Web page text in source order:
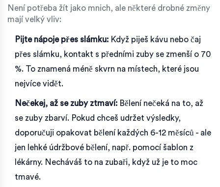
Není potřeba žít jako mnich, ale některé drobné změny
mají velký vliv:
Pijte nápoje přes slámku: Když piješ kávu nebo čaj
přes slámku, kontakt s předními zuby se zmenší o 70
%. To znamená méně skvrn na místech, které jsou
nejvíce vidět.
Nečekej, až se zuby ztmaví: Bělení nečeká na to, až
se zuby zbarví. Pokud chceš udržet výsledky,
doporučuji opakovat bělení každých 6-12 měsíců - ale
jen lehké údržbové bělení, např. pomocí šablon z
lékárny. Necháváš to na zubaři, když už je to moc
tmavé.